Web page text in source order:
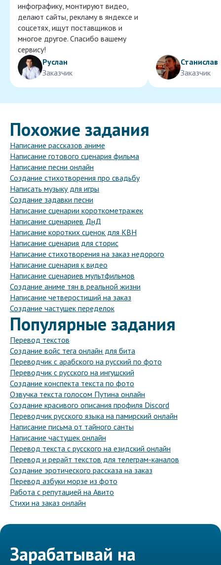
инфографику, монтируют видео,
делают сайты, рекламу в яндексе и
соцсетях, ищут поставщиков и
многое другое. Спасибо вашему
сервису!
Руслан
Заказчик
Станислав
Заказчик
Похожие задания
Написание рассказов аниме
Написание готового сценария фильма
Написание песни онлайн
Создание стихотворения про свадьбу
Написать музыку для игры
Создание задавки песни
Написание сценарии короткометражек
Написание сценариев ДнД
Написание коротких сценок для КВН
Написание сценария для сторис
Написание стихотворения на заказ недорого
Написание сценария к видео
Написание сценариев мультфильмов
Создание аниме тян в реальной жизни
Написание четверостиший на заказ
Создание частушек переделок
Популярные задания
Перевод текстов
Создание войс тега онлайн для бита
Переводчик с арабского на русский по фото
Переводчик с русского на ингушский
Создание конспекта текста по фото
Озвучка текста голосом Путина онлайн
Создание красивого описания профиля Discord
Переводчик русского языка на памирский онлайн
Написание письма от тайного санты
Написание частушек онлайн
Перевод текста с русского на езидский онлайн
Перевод и рерайт текстов для телеграм-каналов
Создание эротического рассказа на заказ
Перевод азбуки морзе из фото
Работа с репутацией на Авито
Стихи на заказ онлайн
Зарабатывай на